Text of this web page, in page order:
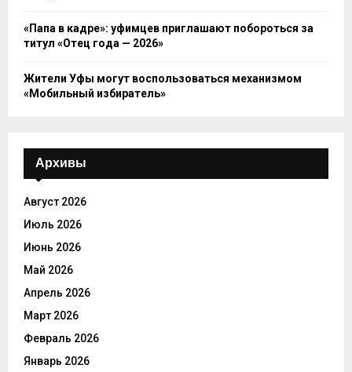
«Папа в кадре»: уфимцев приглашают побороться за
титул «Отец года — 2026»
Жители Уфы могут воспользоваться механизмом
«Мобильный избиратель»
Архивы
Август 2026
Июль 2026
Июнь 2026
Май 2026
Апрель 2026
Март 2026
Февраль 2026
Январь 2026